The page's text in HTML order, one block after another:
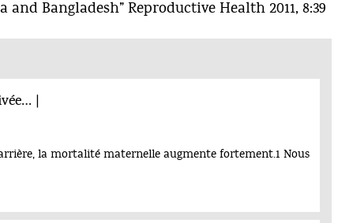
Bangladesh” Reproductive Health 2011, 8:39
|
la mortalité maternelle augmente fortement.1 Nous